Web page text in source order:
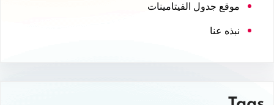
موقع جدول الفيتامينات
نبذه عنا